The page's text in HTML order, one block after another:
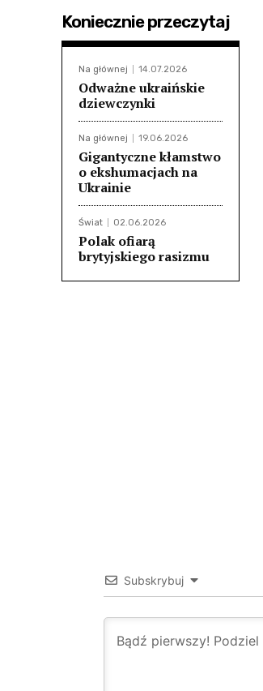
Koniecznie przeczytaj
Na głównej 14.07.2026
Odważne ukraińskie
dziewczynki
Na głównej 19.06.2026
Gigantyczne kłamstwo
o ekshumacjach na
Ukrainie
Świat 02.06.2026
Polak ofiarą
brytyjskiego rasizmu
Subskrybuj